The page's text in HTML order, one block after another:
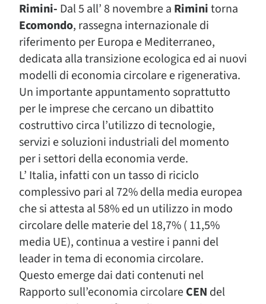
Rimini- Dal 5 all’ 8 novembre a Riminitorna
Ecomondo, rassegna internazionale di
riferimento per Europa e Mediterraneo,
dedicata alla transizione ecologica ed ai nuovi
modelli di economia circolare e rigenerativa.
Un importante appuntamento soprattutto
per le imprese che cercano un dibattito
costruttivo circa l’utilizzo di tecnologie,
servizi e soluzioni industriali del momento
per i settori della economia verde.
L’ Italia, infatti con un tasso di riciclo
complessivo pari al 72% della media europea
che si attesta al 58% ed un utilizzo in modo
circolare delle materie del 18,7% ( 11,5%
media UE), continua a vestire i panni del
leader in tema di economia circolare.
Questo emerge dai dati contenuti nel
Rapporto sull’economia circolareCEN del